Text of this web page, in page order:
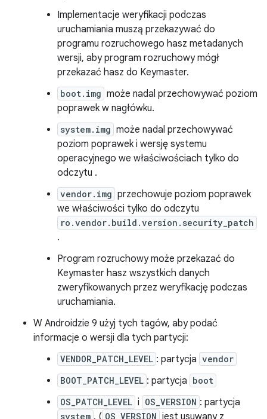
Implementacje weryfikacji podczas
uruchamiania muszą przekazywać do
programu rozruchowego hasz metadanych
wersji, aby program rozruchowy mógł
przekazać hasz do Keymaster.
boot.img może nadal przechowywać poziom
poprawek w nagłówku.
system.img może nadal przechowywać
poziom poprawek i wersję systemu
operacyjnego we właściwościach tylko do
odczytu .
vendor.img przechowuje poziom poprawek
we właściwości tylko do odczytu
ro.vendor.build.version.security_patch
.
Program rozruchowy może przekazać do
Keymaster hasz wszystkich danych
zweryfikowanych przez weryfikację podczas
uruchamiania.
W Androidzie 9 użyj tych tagów, aby podać
informacje o wersji dla tych partycji:
VENDOR_PATCH_LEVEL : partycja vendor
BOOT_PATCH_LEVEL : partycja boot
OS_PATCH_LEVEL i OS_VERSION : partycja
system . ( OS_VERSION jest usuwany z